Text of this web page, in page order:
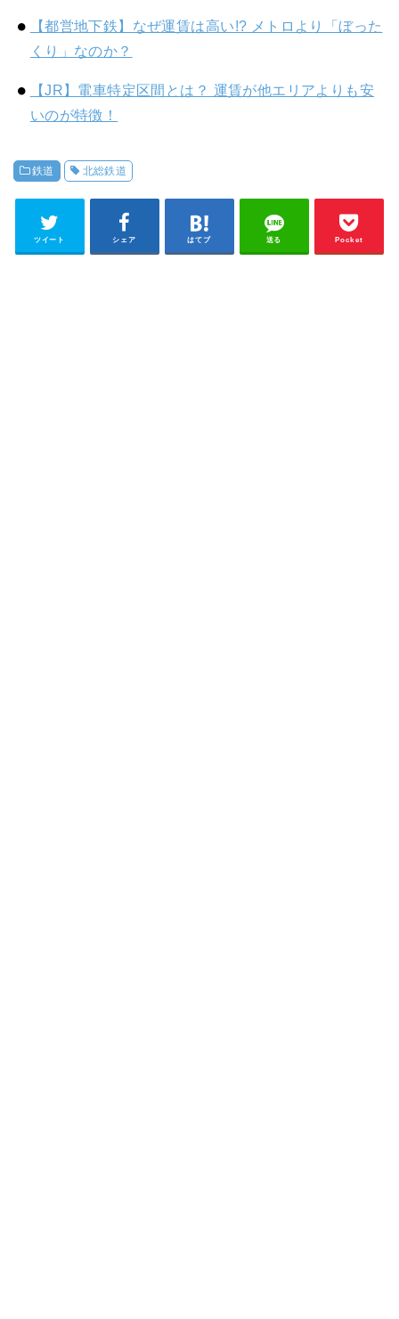
【都営地下鉄】なぜ運賃は高い!? メトロより「ぼった
くり」なのか？
【JR】電車特定区間とは？ 運賃が他エリアよりも安
いのが特徴！
鉄道 北総鉄道
ツイート シェア はてブ 送る Pocket